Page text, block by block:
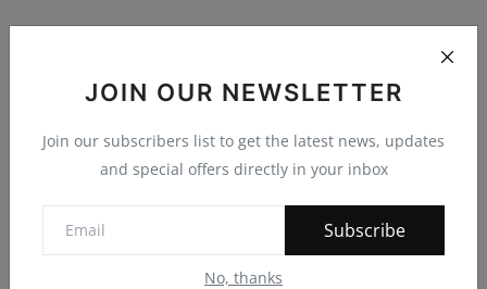
JOIN OUR NEWSLETTER
Join our subscribers list to get the latest news, updates
and special offers directly in your inbox
Subscribe
No, thanks